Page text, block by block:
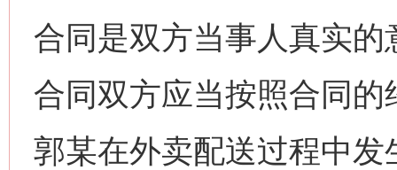
合同是双方当事人真实
合同双方应当按照合同
郭某在外卖配送过程中